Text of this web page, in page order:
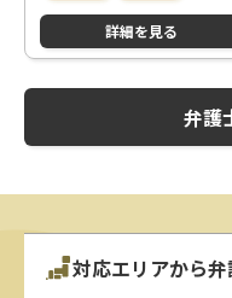
詳細を見る
弁護
対応エリアから